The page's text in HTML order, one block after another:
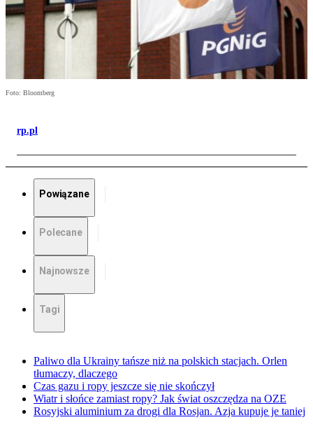
Foto: Bloomberg
rp.pl
Powiązane
Polecane
Najnowsze
Tagi
Paliwo dla Ukrainy tańsze niż na polskich stacjach. Orlen
tłumaczy, dlaczego
Czas gazu i ropy jeszcze się nie skończył
Wiatr i słońce zamiast ropy? Jak świat oszczędza na OZE
Rosyjski aluminium za drogi dla Rosjan. Azja kupuje je taniej